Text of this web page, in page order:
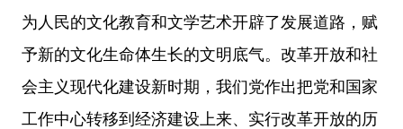
为人民的文化教育和文学艺术开辟了发展道路，赋
予新的文化生命体生长的文明底气。改革开放和社
会主义现代化建设新时期，我们党作出把党和国家
工作中心转移到经济建设上来、实行改革开放的历